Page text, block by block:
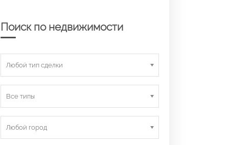
Поиск по недвижимости
Любой тип сделки
Все типы
Любой город